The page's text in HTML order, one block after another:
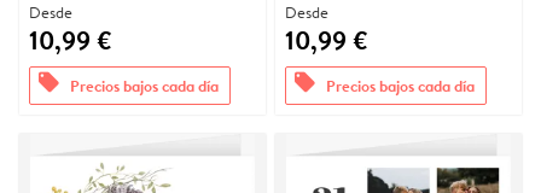
Desde
10,99 €
offers Precios bajos cada día
Desde
10,99 €
offers Precios bajos cada día